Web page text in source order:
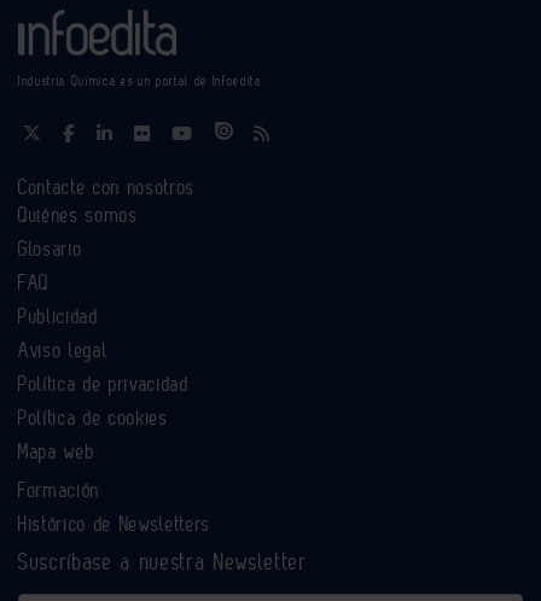
Industria Química es un portal de Infoedita
Contacte con nosotros
Quiénes somos
Glosario
FAQ
Publicidad
Aviso legal
Política de privacidad
Política de cookies
Mapa web
Formación
Histórico de Newsletters
Suscríbase a nuestra Newsletter